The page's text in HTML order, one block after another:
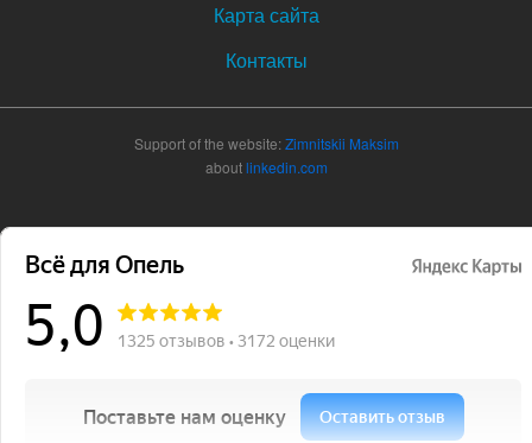
Карта сайта
Контакты
Support of the website:Zimnitskii Maksim
aboutlinkedin.com